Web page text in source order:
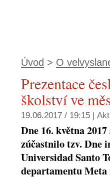
Úvod > O
Prezentace
školství ve
19.06.2017 / 19:15 |
Dne 16. května
zúčastnilo tzv. Dne
Universidad Santo
departamentu